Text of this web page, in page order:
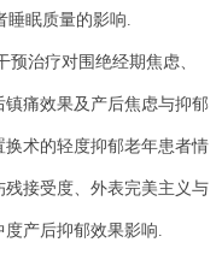
睡眠质量的影响.
治疗对围绝经期焦虑、
痛效果及产后焦虑与抑郁
术的轻度抑郁老年患者情
接受度、外表完美主义与
产后抑郁效果影响.